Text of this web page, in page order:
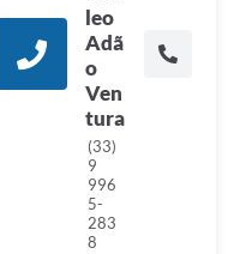
leo
Adã
o
Ven
tura
(33)
9
996
5-
283
8